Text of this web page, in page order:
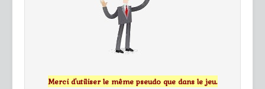
Merci d'utiliser le même pseudo que dans le jeu.